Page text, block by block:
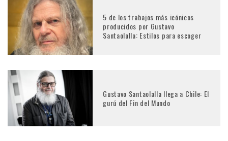
5 de los trabajos más icónicos
producidos por Gustavo
Santaolalla: Estilos para escoger
Gustavo Santaolalla llega a Chile: El
gurú del Fin del Mundo